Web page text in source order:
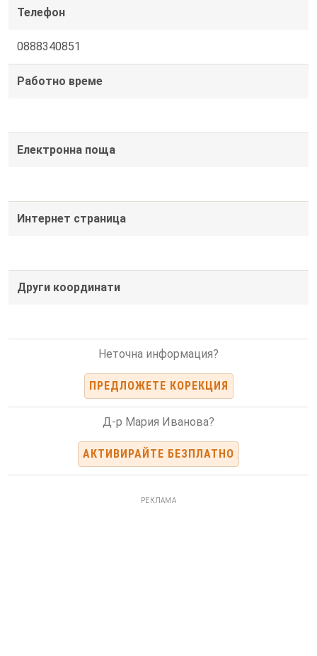
Телефон
0888340851
Работно време
Електронна поща
Интернет страница
Други координати
Неточна информация?
ПРЕДЛОЖЕТЕ КОРЕКЦИЯ
Д-р Мария Иванова?
АКТИВИРАЙТЕ БЕЗПЛАТНО
РЕКЛАМА